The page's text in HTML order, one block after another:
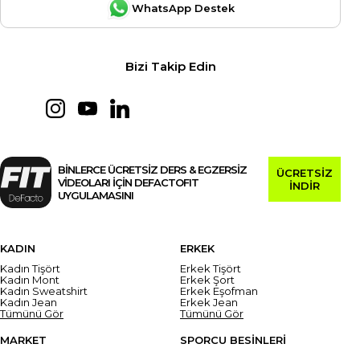
WhatsApp Destek
Bizi Takip Edin
BİNLERCE ÜCRETSİZ DERS & EGZERSİZ
VİDEOLARI İÇİN DEFACTOFIT
UYGULAMASINI
ÜCRETSİZ
İNDİR
KADIN
Kadın Tişört
Kadın Mont
Kadın Sweatshirt
Kadın Jean
Tümünü Gör
ERKEK
Erkek Tişört
Erkek Şort
Erkek Eşofman
Erkek Jean
Tümünü Gör
MARKET
SPORCU BESİNLERİ